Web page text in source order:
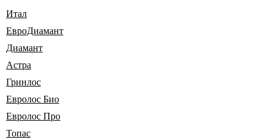
Итал
ЕвроДиамант
Диамант
Астра
Гринлос
Евролос Био
Евролос Про
Топас